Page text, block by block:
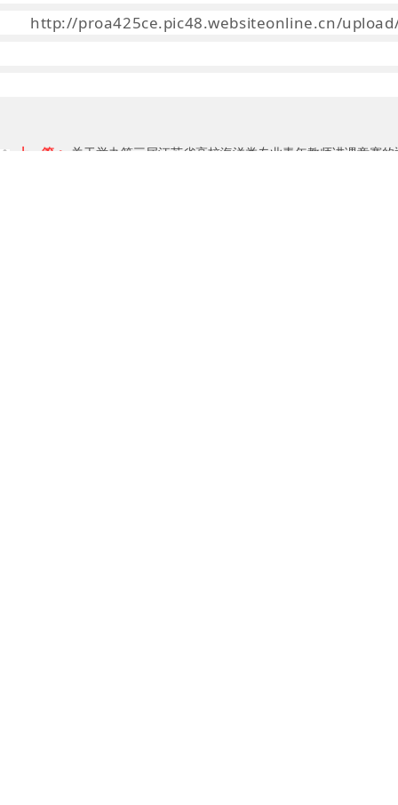
http://proa425ce.pic48.websiteonline.cn/
上一篇：
关于举办第三届江苏省高校海洋类专业青年教师讲课竞赛的